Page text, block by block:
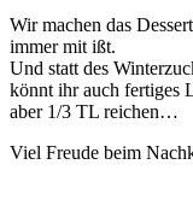
Wir machen das
immer mit ißt.
Und statt des
könnt ihr auch fertiges
aber 1/3 TL reichen…
Viel Freude beim